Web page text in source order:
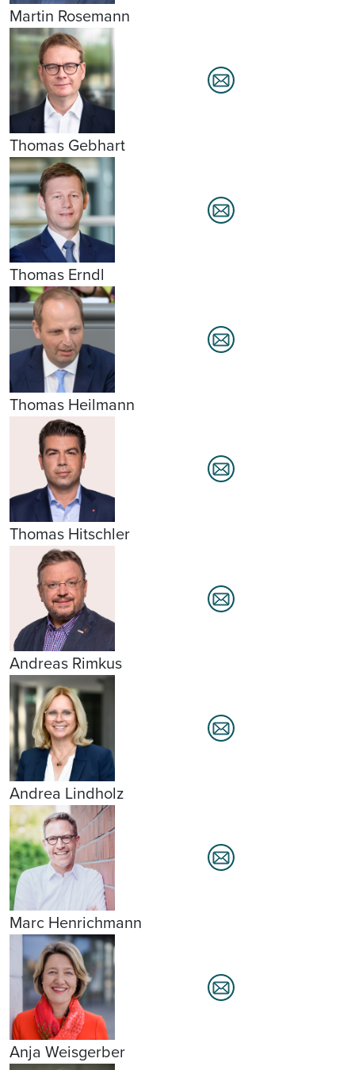
Martin Rosemann
Thomas Gebhart
Thomas Erndl
Thomas Heilmann
Thomas Hitschler
Andreas Rimkus
Andrea Lindholz
Marc Henrichmann
Anja Weisgerber